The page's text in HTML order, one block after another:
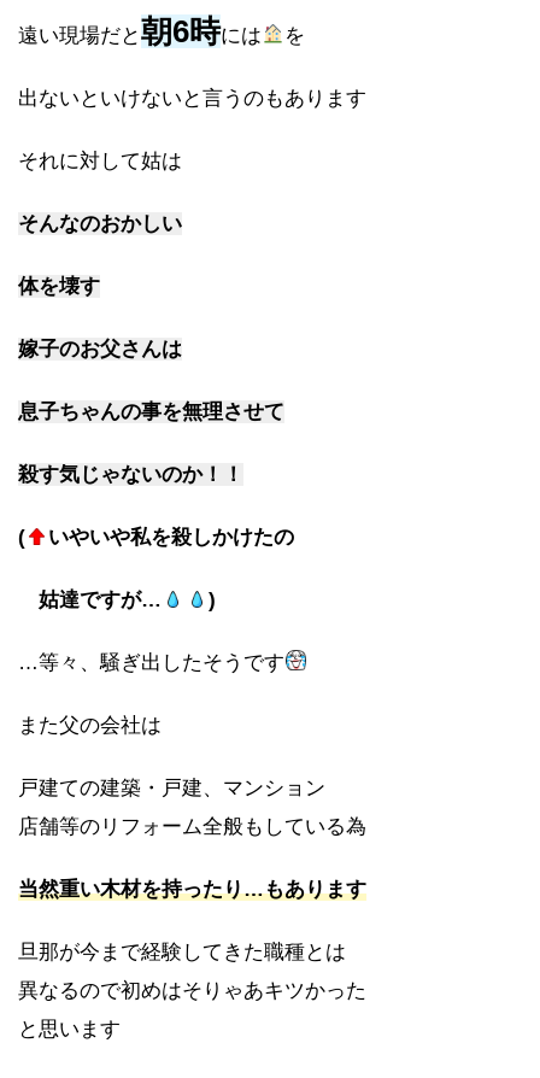
遠い現場だと朝6時には を
出ないといけないと言うのもあります
それに対して姑は
そんなのおかしい
体を壊す
嫁子のお父さんは
息子ちゃんの事を無理させて
殺す気じゃないのか！！
( いやいや私を殺しかけたの
姑達ですが… )
…等々、騒ぎ出したそうです
また父の会社は
戸建ての建築・戸建、マンション
店舗等のリフォーム全般もしている為
当然重い木材を持ったり…もあります
旦那が今まで経験してきた職種とは
異なるので初めはそりゃあキツかった
と思います